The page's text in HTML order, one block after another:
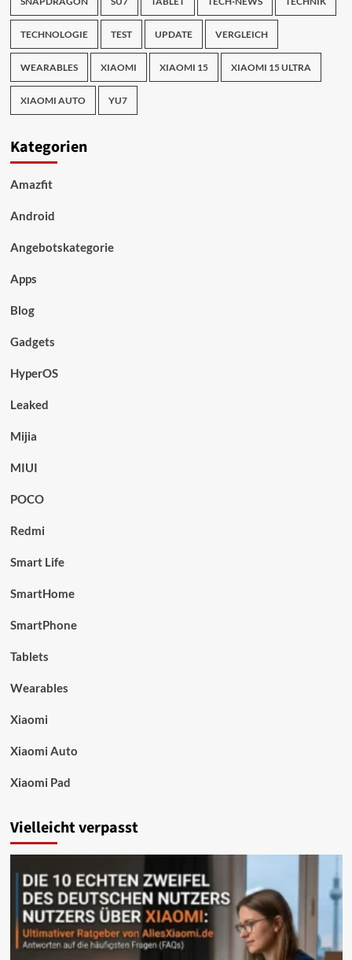
TECHNOLOGIE TEST UPDATE VERGLEICH
WEARABLES XIAOMI XIAOMI 15 XIAOMI 15 ULTRA
XIAOMI AUTO YU7
Kategorien
Amazfit
Android
Angebotskategorie
Apps
Blog
Gadgets
HyperOS
Leaked
Mijia
MIUI
POCO
Redmi
Smart Life
SmartHome
SmartPhone
Tablets
Wearables
Xiaomi
Xiaomi Auto
Xiaomi Pad
Vielleicht verpasst